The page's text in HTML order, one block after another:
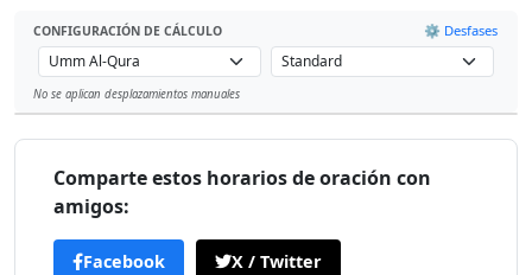
CONFIGURACIÓN DE CÁLCULO ⚙️ Desfases
No se aplican desplazamientos manuales
Comparte estos horarios de oración con
amigos:
Facebook
X / Twitter